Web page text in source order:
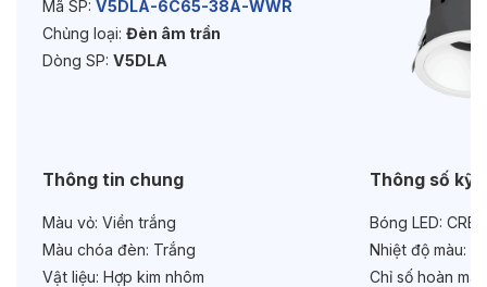
Độ bền & tùy chọn mở rộng
Chức năng:On/Off
Mã SP: V5DLA-6C65-38A-WWR
Chủng loại: Đèn âm trần
Dòng SP: V5DLA
Thông tin chung
Màu vỏ: Viền trắng
Màu chóa đèn: Trắng
Vật liệu: Hợp kim nhôm
Thông số kỹ
Bóng LED:
Nhiệt độ màu:
Chỉ số hoàn